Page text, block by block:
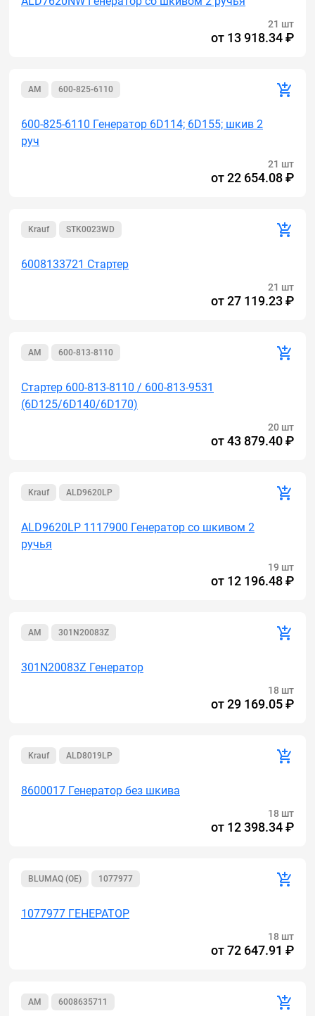
21 шт
от 13 918.34 ₽
AM 600-825-6110
600-825-6110 Генератор 6D114; 6D155; шкив 2
руч
21 шт
от22 654.08 ₽
Krauf STK0023WD
6008133721 Стартер
21 шт
от27 119.23 ₽
AM 600-813-8110
Стартер 600-813-8110 / 600-813-9531
(6D125/6D140/6D170)
20 шт
от43 879.40 ₽
Krauf ALD9620LP
ALD9620LP 1117900 Генератор cо шкивом 2
ручья
19 шт
от 12 196.48 ₽
AM 301N20083Z
301N20083Z Генератор
18 шт
от29 169.05 ₽
Krauf ALD8019LP
8600017 Генератор без шкива
18 шт
от 12 398.34 ₽
BLUMAQ (OE) 1077977
1077977 ГЕНЕРАТОР
18 шт
от72 647.91 ₽
AM 6008635711